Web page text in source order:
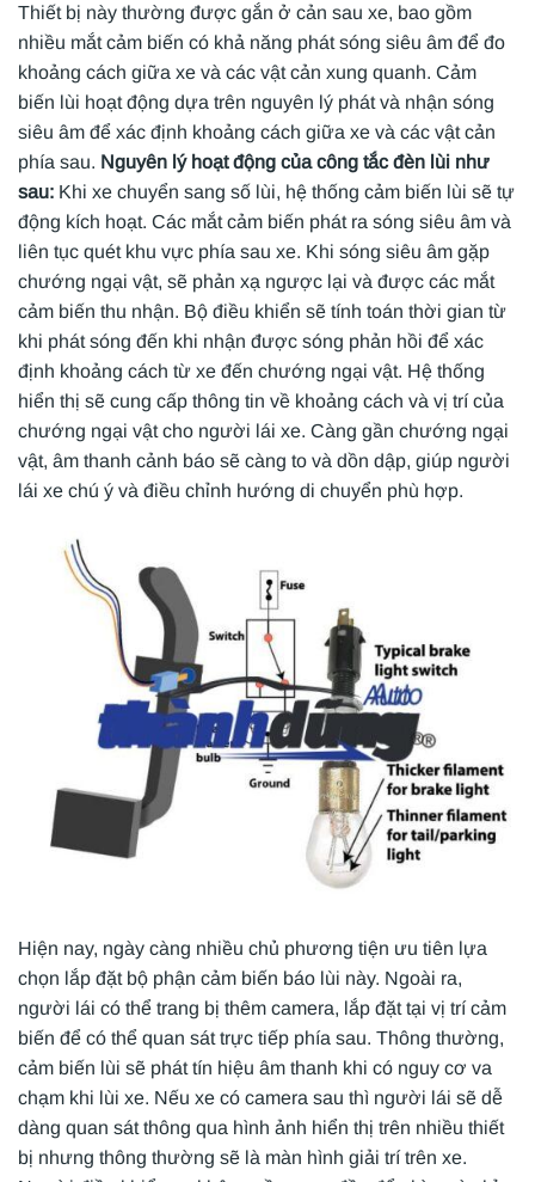
Thiết bị này thường được gắn ở cản sau xe, bao gồm
nhiều mắt cảm biến có khả năng phát sóng siêu âm để đo
khoảng cách giữa xe và các vật cản xung quanh. Cảm
biến lùi hoạt động dựa trên nguyên lý phát và nhận sóng
siêu âm để xác định khoảng cách giữa xe và các vật cản
phía sau. Nguyên lý hoạt động của công tắc đèn lùi như
sau: Khi xe chuyển sang số lùi, hệ thống cảm biến lùi sẽ tự
động kích hoạt. Các mắt cảm biến phát ra sóng siêu âm và
liên tục quét khu vực phía sau xe. Khi sóng siêu âm gặp
chướng ngại vật, sẽ phản xạ ngược lại và được các mắt
cảm biến thu nhận. Bộ điều khiển sẽ tính toán thời gian từ
khi phát sóng đến khi nhận được sóng phản hồi để xác
định khoảng cách từ xe đến chướng ngại vật. Hệ thống
hiển thị sẽ cung cấp thông tin về khoảng cách và vị trí của
chướng ngại vật cho người lái xe. Càng gần chướng ngại
vật, âm thanh cảnh báo sẽ càng to và dồn dập, giúp người
lái xe chú ý và điều chỉnh hướng di chuyển phù hợp.
Hiện nay, ngày càng nhiều chủ phương tiện ưu tiên lựa
chọn lắp đặt bộ phận cảm biến báo lùi này. Ngoài ra,
người lái có thể trang bị thêm camera, lắp đặt tại vị trí cảm
biến để có thể quan sát trực tiếp phía sau. Thông thường,
cảm biến lùi sẽ phát tín hiệu âm thanh khi có nguy cơ va
chạm khi lùi xe. Nếu xe có camera sau thì người lái sẽ dễ
dàng quan sát thông qua hình ảnh hiển thị trên nhiều thiết
bị nhưng thông thường sẽ là màn hình giải trí trên xe.